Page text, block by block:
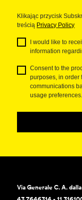
Klikając przycisk
treścią Privacy Policy
I would like to
information
Consent to the
purposes, in order
communications
usage preferences.
Via Generale C. A.